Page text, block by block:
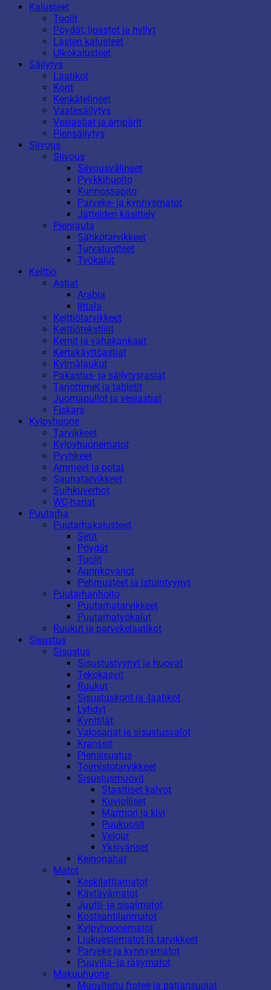
Kalusteet
Tuolit
Pöydät, lipastot ja hyllyt
Lasten kalusteet
Ulkokalusteet
Säilytys
Laatikot
Korit
Kenkätelineet
Vaatesäilytys
Vesiastiat ja ämpärit
Piensäilytys
Siivous
Siivous
Siivousvälineet
Pyykkihuolto
Kunnossapito
Parveke- ja kynnysmatot
Jätteiden käsittely
Pienrauta
Sähkötarvikkeet
Turvatuotteet
Työkalut
Keittiö
Astiat
Arabia
Iittala
Keittiötarvikkeet
Keittiötekstiilit
Kernit ja vahakankaat
Kertakäyttöastiat
Kylmälaukut
Pakastus- ja säilytysrasiat
Tarjottimet ja tabletit
Juomapullot ja vesiastiat
Fiskars
Kylpyhuone
Tarvikkeet
Kylpyhuonematot
Pyyhkeet
Ammeet ja potat
Saunatarvikkeet
Suihkuverhot
WC-harjat
Puutarha
Puutarhakalusteet
Setit
Pöydät
Tuolit
Aurinkovarjot
Pehmusteet ja istuintyynyt
Puutarhanhoito
Puutarhatarvikkeet
Puutarhatyökalut
Ruukut ja parvekelaatikot
Sisustus
Sisustus
Sisustustyynyt ja huovat
Tekokasvit
Ruukut
Sisustuskorit ja -laatikot
Lyhdyt
Kynttilät
Valosarjat ja sisustusvalot
Kranssit
Piensisustus
Toimistotarvikkeet
Sisustusmuovit
Staattiset kalvot
Kuviolliset
Marmori ja kivi
Puukuosit
Velour
Yksiväriset
Keinonahat
Matot
Keskilattiamatot
Käytävämatot
Juutti- ja sisalmatot
Kosteantilanmatot
Kylpyhuonematot
Liukuestematot ja tarvikkeet
Parveke ja kynnysmatot
Puuvilla- ja räsymatot
Makuuhuone
Muovitettu frotee ja patjansuojat